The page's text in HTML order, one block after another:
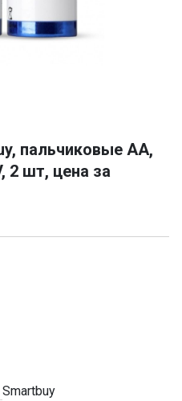
пальчиковые AA,
2 шт, цена за
Smartbuy